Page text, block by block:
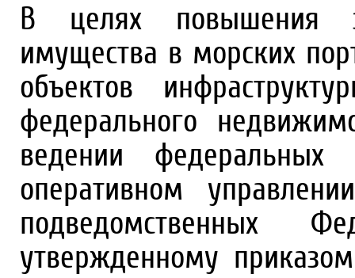
В целях повышения
имущества в морских
объектов
федерального
ведении федеральных
оперативном
подведомственных
утвержденному